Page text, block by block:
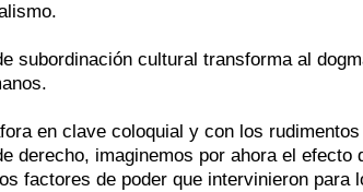
subordinación cultural transforma al
en clave coloquial y con los
derecho, imaginemos por ahora el
factores de poder que intervinieron para